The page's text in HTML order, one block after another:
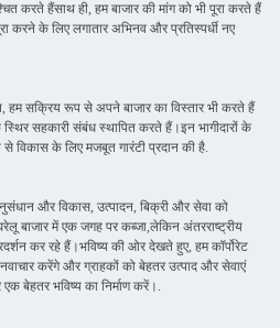
करते हैंसाथ ही, हम बाजार की मांग को भी पूरा करते हैं
करने के लिए लगातार अभिनव और प्रतिस्पर्धी नए
हम सक्रिय रूप से अपने बाजार का विस्तार भी करते हैं
सहकारी संबंध स्थापित करते हैं।इन भागीदारों के
विकास के लिए मजबूत गारंटी प्रदान की है.
और विकास, उत्पादन, बिक्री और सेवा को
बाजार में एक जगह पर कब्जा,लेकिन अंतरराष्ट्रीय
कर रहे हैं।भविष्य की ओर देखते हुए, हम कॉर्पोरेट
करेंगे और ग्राहकों को बेहतर उत्पाद और सेवाएं
बेहतर भविष्य का निर्माण करें।.